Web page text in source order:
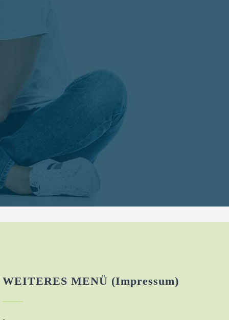
WEITERES MENÜ (Impressum)